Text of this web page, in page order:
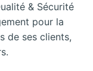
& Sécurité
pour la
de ses clients,